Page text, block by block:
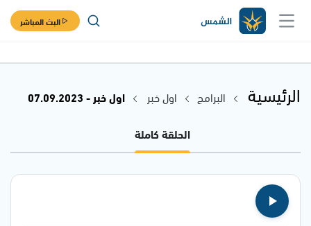
البث المباشر
الرئيسية البرامج اول خبر
اول خبر - 07.09.2023
الحلقة كاملة